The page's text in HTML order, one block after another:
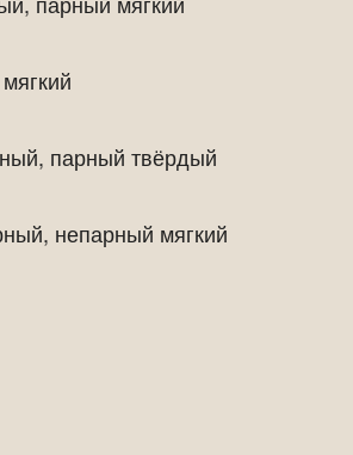
парный твёрдый
непарный мягкий